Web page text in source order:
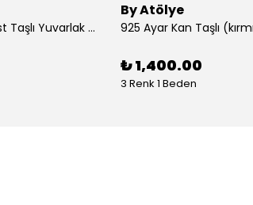
925 Ayar Doğal Ametist Taşlı Yuvarlak Gümüş Yüzük
By Atölye
₺ 1,400.00
3 Renk 1 Beden